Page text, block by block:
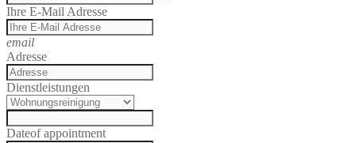
Ihre E-Mail Adresse
email
Adresse
Dienstleistungen
Dateof appointment